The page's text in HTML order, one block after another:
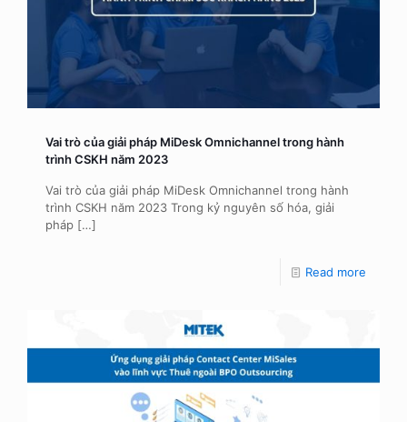
Vai trò của giải pháp MiDesk Omnichannel trong hành
trình CSKH năm 2023
Vai trò của giải pháp MiDesk Omnichannel trong hành
trình CSKH năm 2023 Trong kỷ nguyên số hóa, giải
pháp […]
Read more